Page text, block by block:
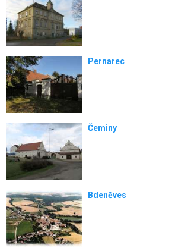
Pernarec
Čeminy
Bdeněves